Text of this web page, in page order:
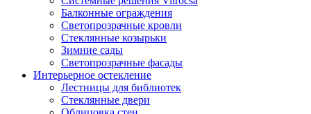
Балконные ограждения
Светопрозрачные кровли
Стеклянные козырьки
Зимние сады
Светопрозрачные фасады
Интерьерное остекление
Лестницы для библиотек
Стеклянные двери